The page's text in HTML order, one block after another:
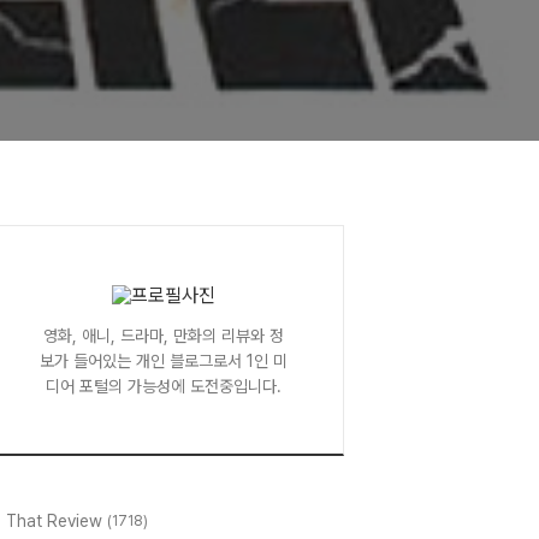
영화, 애니, 드라마, 만화의 리뷰와 정
보가 들어있는 개인 블로그로서 1인 미
디어 포털의 가능성에 도전중입니다.
That Review (1718)